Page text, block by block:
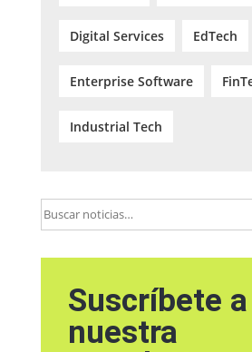
Digital Services EdTech
Enterprise Software
Industrial Tech
Suscríbete a
nuestra